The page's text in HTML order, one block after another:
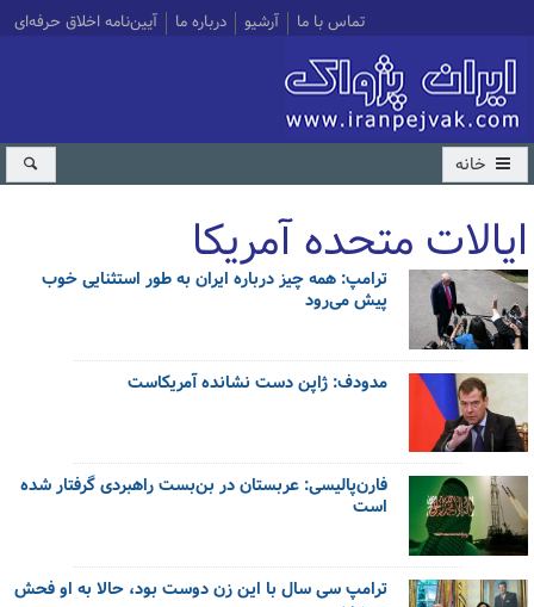
تماس با ما آرشیو درباره ما آیین‌نامه اخلاق حرفه‌ای
خانه
ایالات متحده آمریکا
کل اخبار:3064 ترامپ: همه چیز درباره ایران به طور استثنایی خوب
پیش می‌رود
مدودف: ژاپن دست نشانده آمریکاست
فارن‌پالیسی: عربستان در بن‌بست راهبردی گرفتار شده
است
ترامپ سی سال با این زن دوست بود، حالا به او فحش